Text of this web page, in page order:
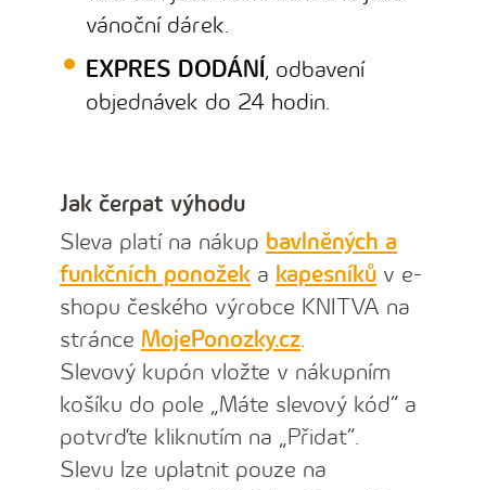
vánoční dárek.
EXPRES DODÁNÍ, odbavení
objednávek do 24 hodin.
Jak čerpat výhodu
Sleva platí na nákup bavlněných a
funkčních ponožek a kapesníků v e-
shopu českého výrobce KNITVA na
stránce MojePonozky.cz.
Slevový kupón vložte v nákupním
košíku do pole „Máte slevový kód“ a
potvrďte kliknutím na „Přidat“.
Slevu lze uplatnit pouze na